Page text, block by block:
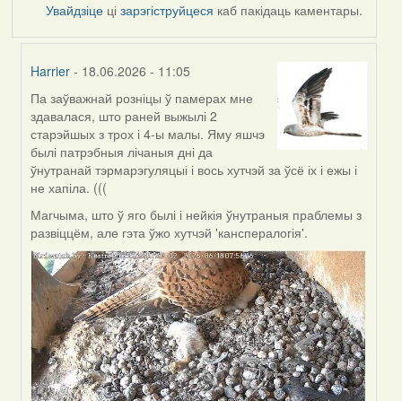
Увайдзіце цізарэгіструйцеся каб пакідаць каментары.
Harrier - 18.06.2026 - 11:05
In
reply
to
by
SaMANdaS
Па заўважнай розніцы ў памерах мне
здавалася, што раней выжылі 2
старэйшых з трох і 4-ы малы. Яму яшчэ
былі патрэбныя лічаныя дні да
ўнутранай тэрмарэгуляцыі і вось хутчэй за ўсё іх і ежы і
не хапіла. (((
Магчыма, што ў яго былі і нейкія ўнутраныя праблемы з
развіццём, але гэта ўжо хутчэй 'канспералогія'.